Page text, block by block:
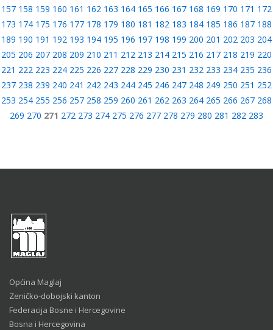
157 158 159 160 161 162 163 164 165 166 167 168 169 170 171 172
173 174 175 176 177 178 179 180 181 182 183 184 185 186 187 188
189 190 191 192 193 194 195 196 197 198 199 200 201 202 203 204
205 206 207 208 209 210 211 212 213 214 215 216 217 218 219 220
221 222 223 224 225 226 227 228 229 230 231 232 233 234 235 236
237 238 239 240 241 242 243 244 245 246 247 248 249 250 251 252
253 254 255 256 257 258 259 260 261 262 263 264 265 266 267 268
269 270 271 272 273 274 275 276 277 278 279 280 281 282 283
Općina Maglaj
Zeničko-dobojski kanton
Federacija Bosne i Hercegovine
Bosna i Hercegovina